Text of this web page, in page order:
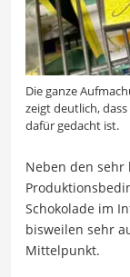
Die ganze
zeigt deutlich,
dafür gedacht ist.
Neben den sehr
Schokolade im
bisweilen sehr
Mittelpunkt.